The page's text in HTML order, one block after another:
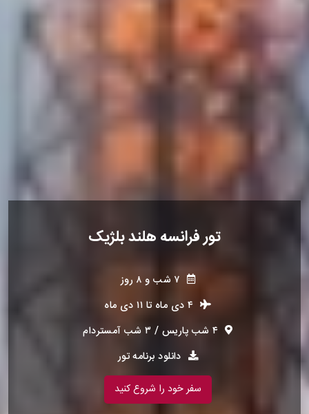
تور فرانسه هلند بلژیک
۷ شب و ۸ روز
۴ دی ماه
تا ۱۱ دی ماه
۴ شب پاریس / ۳ شب آمستردام
دانلود برنامه تور
سفر خود را شروع کنید